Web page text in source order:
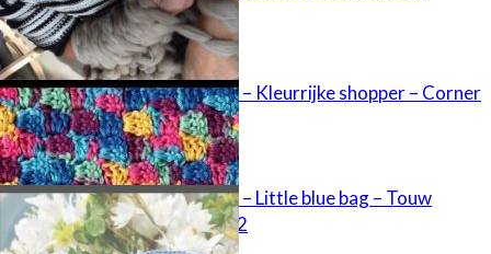
Aan de Haak 4 – Kleurrijke shopper – Corner
to corner
Aan de Haak 4 – Little blue bag – Touw
omhaken deel 2